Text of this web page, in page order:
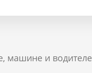
машине и водителе